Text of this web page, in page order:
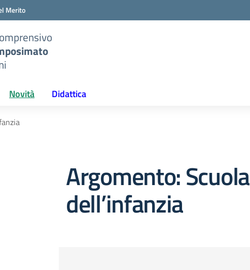
Merito
Novità Didattica
Argomento: Scuola
dell’infanzia